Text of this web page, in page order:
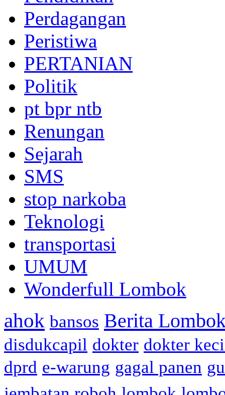
Perdagangan
Peristiwa
PERTANIAN
Politik
pt bpr ntb
Renungan
Sejarah
SMS
stop narkoba
Teknologi
transportasi
UMUM
Wonderfull Lombok
ahok bansos Berita
disdukcapil dokter dokter
dprd e-warung gagal panen